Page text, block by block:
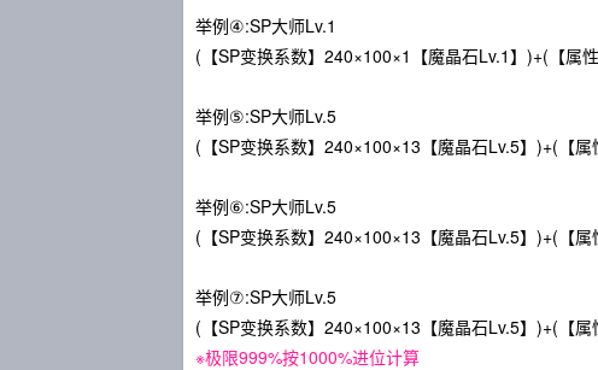
举例④:SP大师Lv.1
(【SP变换系数】240×100×1【魔晶石Lv.1】)+(【属
举例⑤:SP大师Lv.5
(【SP变换系数】240×100×13【魔晶石Lv.5】)+(【
举例⑥:SP大师Lv.5
(【SP变换系数】240×100×13【魔晶石Lv.5】)+(【
举例⑦:SP大师Lv.5
(【SP变换系数】240×100×13【魔晶石Lv.5】)+(【
※极限999%按1000%进位计算